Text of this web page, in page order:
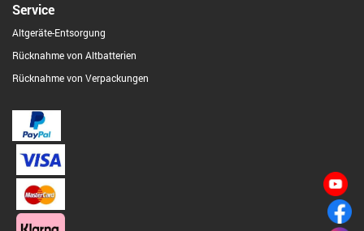
Service
Altgeräte-Entsorgung
Rücknahme von Altbatterien
Rücknahme von Verpackungen